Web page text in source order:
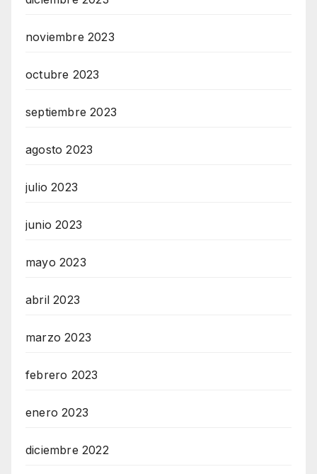
noviembre 2023
octubre 2023
septiembre 2023
agosto 2023
julio 2023
junio 2023
mayo 2023
abril 2023
marzo 2023
febrero 2023
enero 2023
diciembre 2022